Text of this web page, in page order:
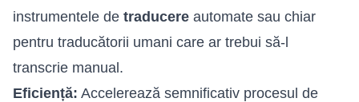
instrumentele de traducere automate sau chiar
pentru traducătorii umani care ar trebui să-l
transcrie manual.
Eficiență: Accelerează semnificativ procesul de